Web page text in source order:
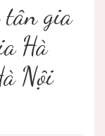
tân gia
Hà
Nội